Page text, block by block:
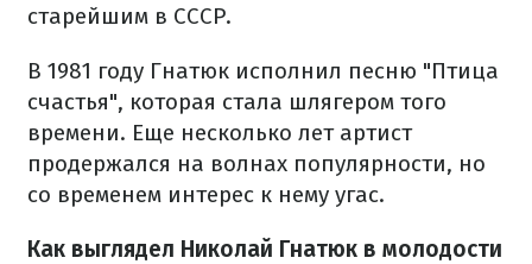
старейшим в СССР.
В 1981 году Гнатюк исполнил песню "Птица
счастья", которая стала шлягером того
времени. Еще несколько лет артист
продержался на волнах популярности, но
со временем интерес к нему угас.
Как выглядел Николай Гнатюк в молодости